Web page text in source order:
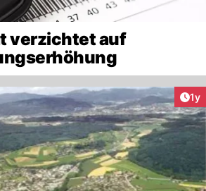
verzichtet auf
1y